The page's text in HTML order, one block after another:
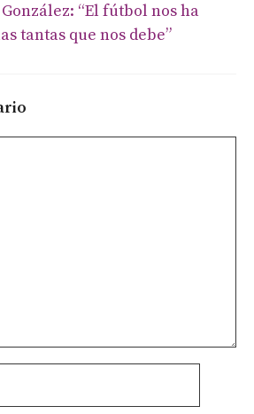
“El fútbol nos ha
tantas que nos debe”